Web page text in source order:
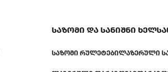
საზომი და სანიშნი
ᲡᲐᲖᲝᲛᲘ ᲠᲣᲚᲔᲢᲔᲑᲘᲚᲐᲖᲔᲠᲣᲚᲘ